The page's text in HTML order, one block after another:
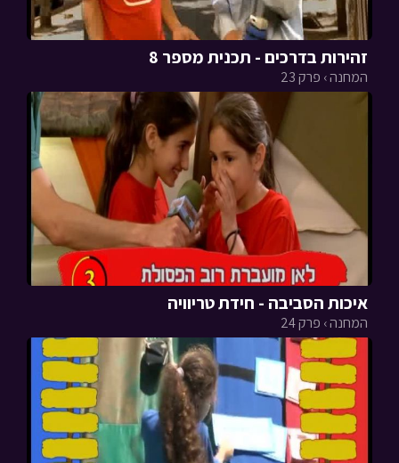
זהירות בדרכים - תכנית מספר 8
המחנה › פרק 23
איכות הסביבה - חידת טריוויה
המחנה › פרק 24